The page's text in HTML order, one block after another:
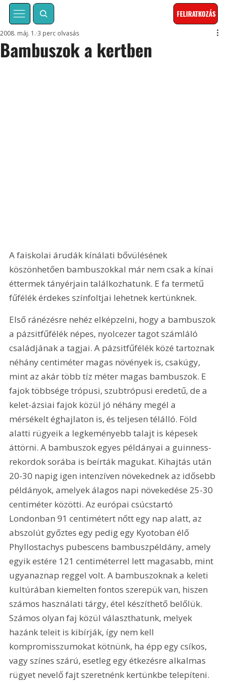
FELIRATKOZÁS
Bambuszok a kertben
2008. máj. 1. 3 perc olvasás
A faiskolai árudák kínálati bővülésének
köszönhetően bambuszokkal már nem csak a kínai
éttermek tányérjain találkozhatunk. E fa termetű
fűfélék érdekes színfoltjai lehetnek kertünknek.
Első ránézésre nehéz elképzelni, hogy a bambuszok
a pázsitfűfélék népes, nyolcezer tagot számláló
családjának a tagjai. A pázsitfűfélék közé tartoznak
néhány centiméter magas növények is, csakúgy,
mint az akár több tíz méter magas bambuszok. E
fajok többsége trópusi, szubtrópusi eredetű, de a
kelet-ázsiai fajok közül jó néhány megél a
mérsékelt éghajlaton is, és teljesen télálló. Föld
alatti rügyeik a legkeményebb talajt is képesek
áttörni. A bambuszok egyes példányai a guinness-
rekordok sorába is beírták magukat. Kihajtás után
20-30 napig igen intenzíven növekednek az idősebb
példányok, amelyek álagos napi növekedése 25-30
centiméter közötti. Az európai csúcstartó
Londonban 91 centimétert nőtt egy nap alatt, az
abszolút győztes egy pedig egy Kyotoban élő
Phyllostachys pubescens bambuszpéldány, amely
egyik estére 121 centiméterrel lett magasabb, mint
ugyanaznap reggel volt. A bambuszoknak a keleti
kultúrában kiemelten fontos szerepük van, hiszen
számos használati tárgy, étel készíthető belőlük.
Számos olyan faj közül választhatunk, melyek
hazánk teleit is kibírják, így nem kell
kompromisszumokat kötnünk, ha épp egy csíkos,
vagy színes szárú, esetleg egy étkezésre alkalmas
rügyet nevelő fajt szeretnénk kertünkbe telepíteni.